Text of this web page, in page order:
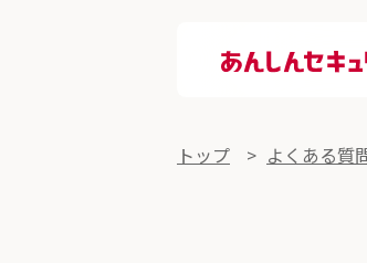
あんしんセキュリ
トップ よくある質